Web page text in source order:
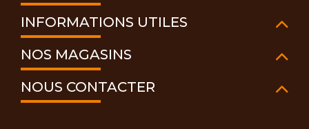
INFORMATIONS UTILES
NOS MAGASINS
NOUS CONTACTER